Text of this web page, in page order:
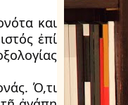
και
ἐπί
Ό,τι